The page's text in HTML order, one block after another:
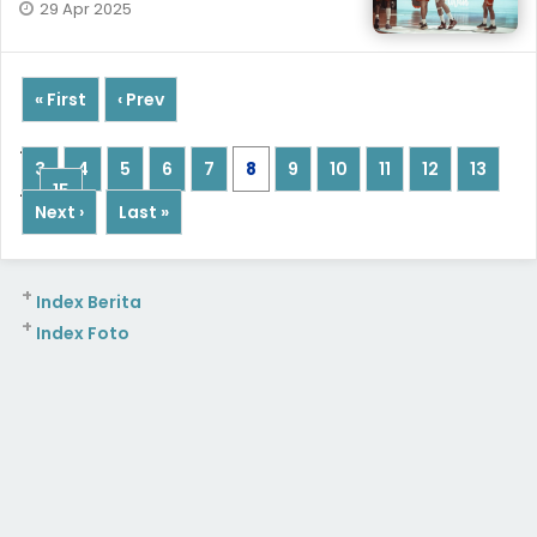
29 Apr 2025
« First
‹ Prev
...
3
4 5 6 7 8 9 10 11 12
13
...
15
Next ›
Last »
Index Berita
+
Index Foto
+